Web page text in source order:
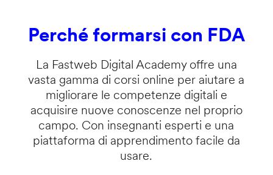
Perché formarsi con FDA
La Fastweb Digital Academy offre una
vasta gamma di corsi online per aiutare a
migliorare le competenze digitali e
acquisire nuove conoscenze nel proprio
campo. Con insegnanti esperti e una
piattaforma di apprendimento facile da
usare.